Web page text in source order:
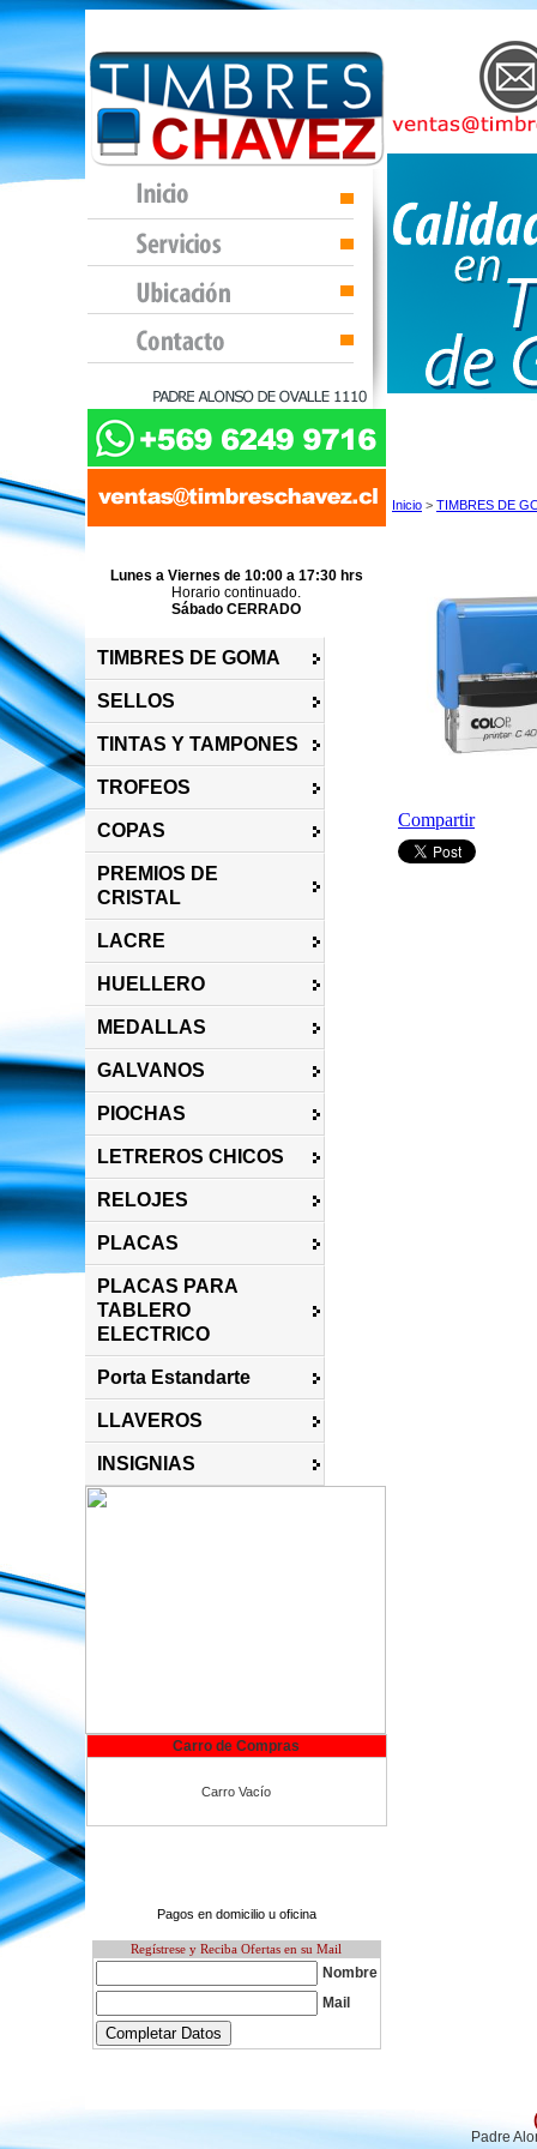
Lunes a Viernes de 10:00 a 17:30 hrs
Horario continuado.
Sábado CERRADO
TIMBRES DE GOMA
SELLOS
TINTAS Y TAMPONES
TROFEOS
COPAS
PREMIOS DE
CRISTAL
LACRE
HUELLERO
MEDALLAS
GALVANOS
PIOCHAS
LETREROS CHICOS
RELOJES
PLACAS
PLACAS PARA
TABLERO
ELECTRICO
Porta Estandarte
LLAVEROS
INSIGNIAS
Carro de Compras
Carro Vacío
Pagos en domicilio u oficina
Regístrese y Reciba Ofertas en su Mail
Nombre
Mail
Inicio > TIMBRES DE
Compartir
Padre